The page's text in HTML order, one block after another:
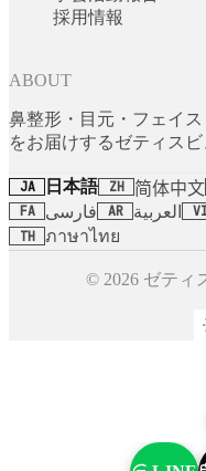
採用情報
ABOUT
鼻整形・目元・フェイ
をお届けするゼティス
JA 日本語 ZH 简体中文
FA فارسی AR العربية
TH ภาษาไทย
© 2026 ゼティ